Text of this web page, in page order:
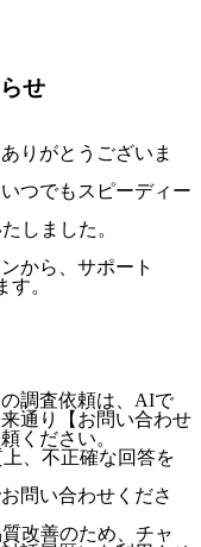
せ
りがとうございま
つでもスピーディー
しました。
から、サポート
。
調査依頼は、AIで
通り【お問い合わせ
ください。
、不正確な回答を
問い合わせくださ
改善のため、チャ